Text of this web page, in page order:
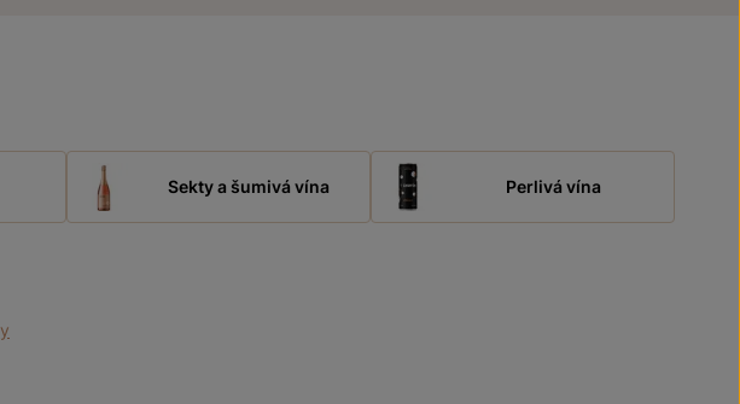
Sekty a šumivá vína Perlivá vína